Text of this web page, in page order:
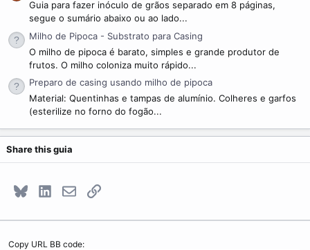
Guia para fazer inóculo de grãos separado em 8 páginas,
segue o sumário abaixo ou ao lado...
Milho de Pipoca - Substrato para Casing
O milho de pipoca é barato, simples e grande produtor de
frutos. O milho coloniza muito rápido...
Preparo de casing usando milho de pipoca
Material: Quentinhas e tampas de alumínio. Colheres e garfos
(esterilize no forno do fogão...
Share this guia
Bluesky LinkedInE-mailLink
Copy URL BB code